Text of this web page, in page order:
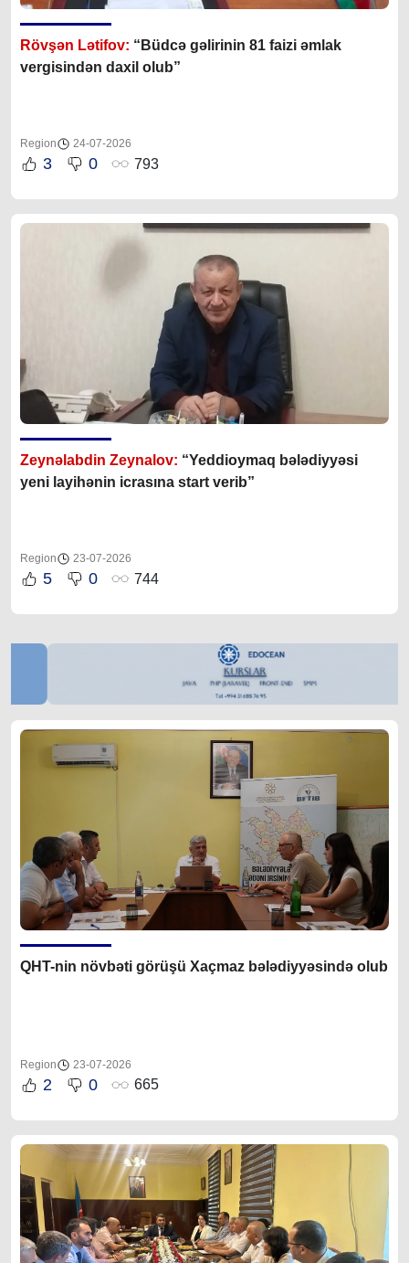
Rövşən Lətifov: “Büdcə gəlirinin 81 faizi əmlak
vergisindən daxil olub”
Region 24-07-2026
3 0 793
Zeynəlabdin Zeynalov: “Yeddioymaq bələdiyyəsi
yeni layihənin icrasına start verib”
Region 23-07-2026
5 0 744
QHT-nin növbəti görüşü Xaçmaz bələdiyyəsində olub
Region 23-07-2026
2 0 665